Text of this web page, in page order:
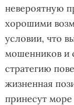
невероятную
хорошими
условии, что
мошенников и
стратегию
жизненная
принесут